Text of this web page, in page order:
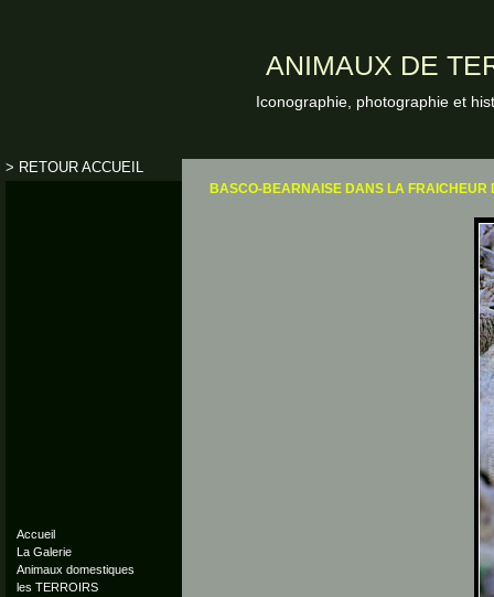
ANIMAUX DE
Iconographie, photographie et
> RETOUR ACCUEIL
Accueil
La Galerie
Animaux domestiques
les TERROIRS
BASCO-BEARNAISE DANS LA FRAICHEUR